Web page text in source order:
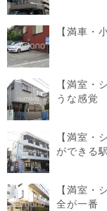
【満車・
【満室・
うな感覚
【満室・
ができる
【満室・
全が一番